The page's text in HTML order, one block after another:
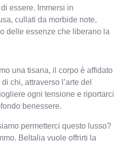
essere. Immersi in
cullati da morbide note,
delle essenze che liberano la
una tisana, il corpo è affidato
chi, attraverso l’arte del
ogni tensione e riportarci
benessere.
permetterci questo lusso?
Beltalia vuole offrirti la